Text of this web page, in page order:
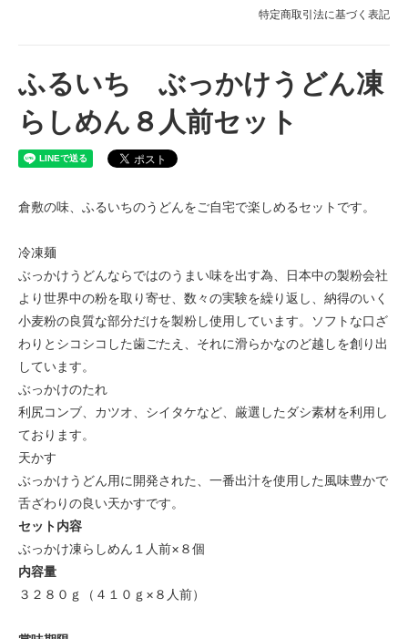
特定商取引法に基づく表記
ふるいち ぶっかけうどん凍
らしめん８人前セット
倉敷の味、ふるいちのうどんをご自宅で楽しめるセットです。
冷凍麺
ぶっかけうどんならではのうまい味を出す為、日本中の製粉会社
より世界中の粉を取り寄せ、数々の実験を繰り返し、納得のいく
小麦粉の良質な部分だけを製粉し使用しています。ソフトな口ざ
わりとシコシコした歯ごたえ、それに滑らかなのど越しを創り出
しています。
ぶっかけのたれ
利尻コンブ、カツオ、シイタケなど、厳選したダシ素材を利用し
ております。
天かす
ぶっかけうどん用に開発された、一番出汁を使用した風味豊かで
舌ざわりの良い天かすです。
セット内容
ぶっかけ凍らしめん１人前×８個
内容量
３２８０ｇ（４１０ｇ×８人前）